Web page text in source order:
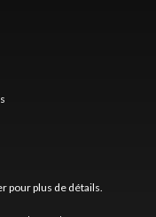
plus de détails.